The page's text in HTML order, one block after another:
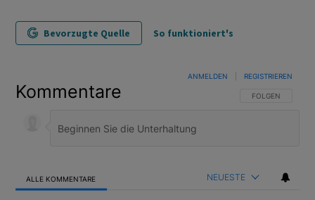
Bevorzugte Quelle So funktioniert's
Kommentare FOLGE DIESER
FOLGEN
ANMELDEN REGISTRIEREN
ALLE KOMMENTARE NEUESTE